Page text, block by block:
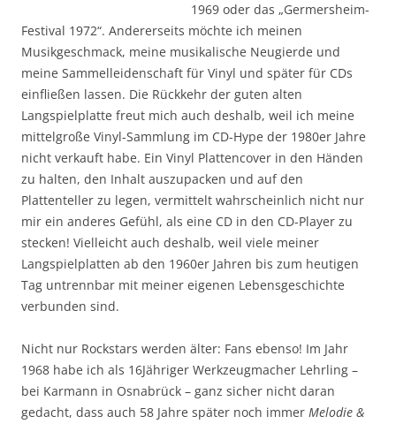
1969 oder das „Germersheim-
Festival 1972“. Andererseits möchte ich meinen
Musikgeschmack, meine musikalische Neugierde und
meine Sammelleidenschaft für Vinyl und später für CDs
einfließen lassen. Die Rückkehr der guten alten
Langspielplatte freut mich auch deshalb, weil ich meine
mittelgroße Vinyl-Sammlung im CD-Hype der 1980er Jahre
nicht verkauft habe. Ein Vinyl Plattencover in den Händen
zu halten, den Inhalt auszupacken und auf den
Plattenteller zu legen, vermittelt wahrscheinlich nicht nur
mir ein anderes Gefühl, als eine CD in den CD-Player zu
stecken! Vielleicht auch deshalb, weil viele meiner
Langspielplatten ab den 1960er Jahren bis zum heutigen
Tag untrennbar mit meiner eigenen Lebensgeschichte
verbunden sind.
Nicht nur Rockstars werden älter: Fans ebenso! Im Jahr
1968 habe ich als 16Jähriger Werkzeugmacher Lehrling –
bei Karmann in Osnabrück – ganz sicher nicht daran
gedacht, dass auch 58 Jahre später noch immer Melodie &